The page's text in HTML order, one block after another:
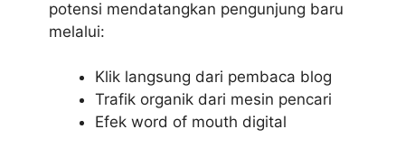
potensi mendatangkan pengunjung baru
melalui:
Klik langsung dari pembaca blog
Trafik organik dari mesin pencari
Efek word of mouth digital